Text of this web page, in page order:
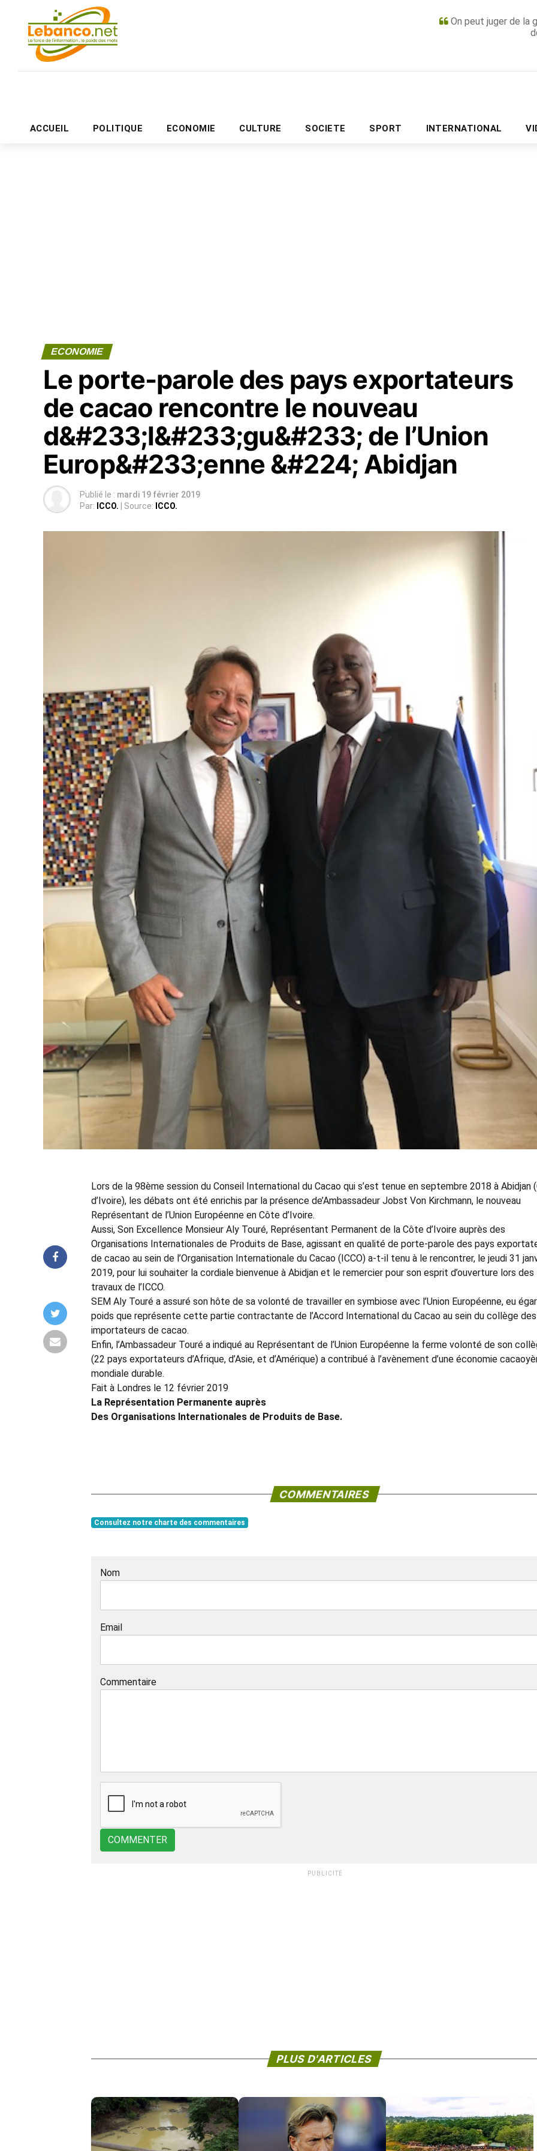
On peut juger de la
ACCUEIL POLITIQUE ECONOMIE CULTURE SOCIETE SPORT INTERNATIONAL
PUBLICITÉ
ECONOMIE
Le porte-parole des pays exportateurs
de cacao rencontre le nouveau
d&#233;l&#233;gu&#233; de l’Union
Europ&#233;enne &#224; Abidjan
Publié le : mardi 19 février 2019
Par: ICCO. | Source: ICCO.
Lors de la 98ème session du Conseil International du Cacao qui s’est tenue en septembre 2018 à Abidjan
d’Ivoire), les débats ont été enrichis par la présence de’Ambassadeur Jobst Von Kirchmann, le nouveau
Représentant de l’Union Européenne en Côte d’Ivoire.
Aussi, Son Excellence Monsieur Aly Touré, Représentant Permanent de la Côte d’Ivoire auprès des
Organisations Internationales de Produits de Base, agissant en qualité de porte-parole des pays
de cacao au sein de l’Organisation Internationale du Cacao (ICCO) a-t-il tenu à le rencontrer, le jeudi 31
2019, pour lui souhaiter la cordiale bienvenue à Abidjan et le remercier pour son esprit d’ouverture lors des
travaux de l’ICCO.
SEM Aly Touré a assuré son hôte de sa volonté de travailler en symbiose avec l’Union Européenne, eu
poids que représente cette partie contractante de l’Accord International du Cacao au sein du collège des
importateurs de cacao.
Enfin, l’Ambassadeur Touré a indiqué au Représentant de l’Union Européenne la ferme volonté de son
(22 pays exportateurs d’Afrique, d’Asie, et d’Amérique) a contribué à l’avènement d’une économie
mondiale durable.
Fait à Londres le 12 février 2019
La Représentation Permanente auprès
Des Organisations Internationales de Produits de Base.
COMMENTAIRES
Consultez notre charte des commentaires
Nom
Email
Commentaire
COMMENTER
PUBLICITÉ
PLUS D'ARTICLES